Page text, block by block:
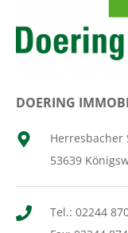
DOERING
Herresbacher
53639
Tel.: 02244